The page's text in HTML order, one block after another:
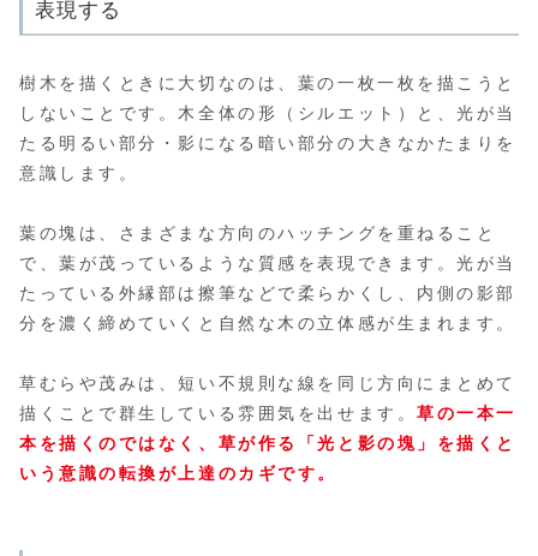
表現する
樹木を描くときに大切なのは、葉の一枚一枚を描こうと
しないことです。木全体の形（シルエット）と、光が当
たる明るい部分・影になる暗い部分の大きなかたまりを
意識します。
葉の塊は、さまざまな方向のハッチングを重ねること
で、葉が茂っているような質感を表現できます。光が当
たっている外縁部は擦筆などで柔らかくし、内側の影部
分を濃く締めていくと自然な木の立体感が生まれます。
草むらや茂みは、短い不規則な線を同じ方向にまとめて
描くことで群生している雰囲気を出せます。草の一本一
本を描くのではなく、草が作る「光と影の塊」を描くと
いう意識の転換が上達のカギです。